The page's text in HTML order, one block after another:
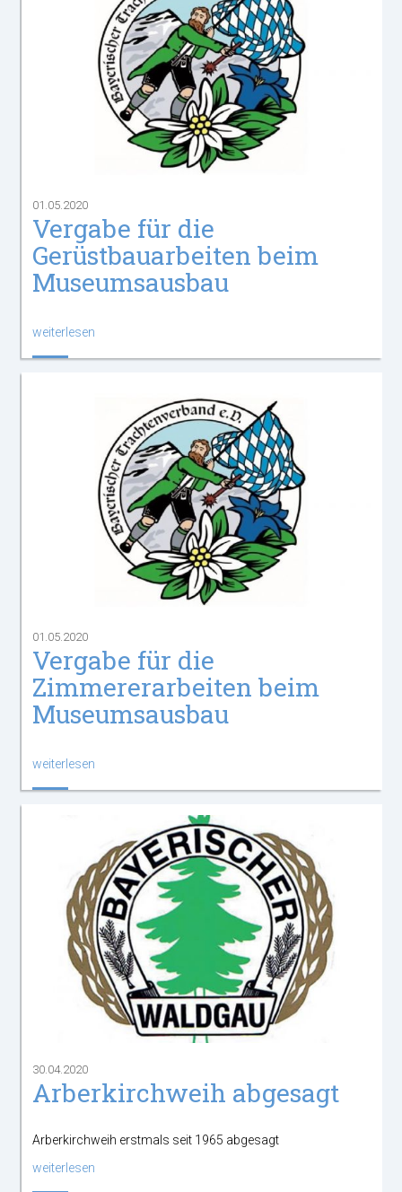
01.05.2020
Vergabe für die
Gerüstbauarbeiten beim
Museumsausbau
weiterlesen
01.05.2020
Vergabe für die
Zimmererarbeiten beim
Museumsausbau
weiterlesen
30.04.2020
Arberkirchweih abgesagt
Arberkirchweih erstmals seit 1965 abgesagt
weiterlesen